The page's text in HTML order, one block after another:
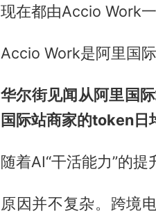
现在都由Accio Work
Accio Work是阿里国
华尔街见闻从阿里国
国际站商家的token日
随着AI“干活能力”的提
原因并不复杂。跨境